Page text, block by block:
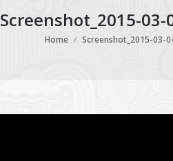
Screenshot_2015-03-
You are here:
Home Screenshot_2015-03-